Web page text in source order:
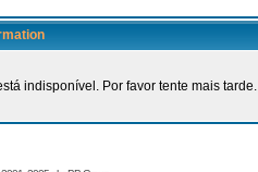
indisponível. Por favor tente mais tarde.